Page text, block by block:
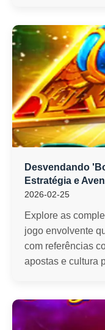
Desvendando
Estratégia e
2026-02-25
Explore as
jogo envolvente
com referências
apostas e cultura